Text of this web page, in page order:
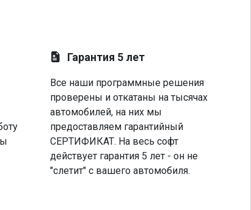
Гарантия 5 лет
Все наши программные решения
проверены и откатаны на тысячах
автомобилей, на них мы
предоставляем гарантийный
СЕРТИФИКАТ. На весь софт
действует гарантия 5 лет - он не
"слетит" с вашего автомобиля.